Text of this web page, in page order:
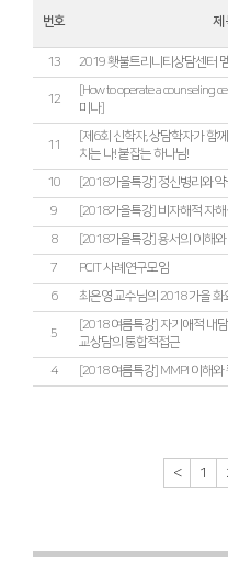
번호 제
13 2019 횃불트리니티상담센터
12
[How to operate a counseling
미나]
11
[제6회 신학자, 상담학자가 함
치는 나! 붙잡는 하나님!
10 [2018가을특강] 정신병리와 약
9
[2018가을특강] 비자해적 자
8
[2018가을특강] 용서의 이해와
7
PCIT 사례연구모임
6
최은영 교수님의 2018 가을 화
5
[2018 여름특강] 자기애적 내
교상담의 통합적접근
4 [2018 여름특강] MMPI 이해와
< 1